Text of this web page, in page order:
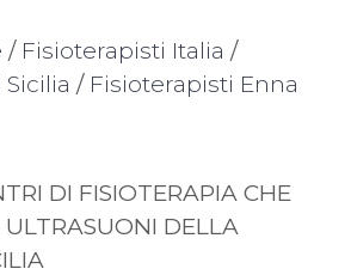
/ Fisioterapisti Italia /
/ Fisioterapisti Enna
DI FISIOTERAPIA CHE
DELLA